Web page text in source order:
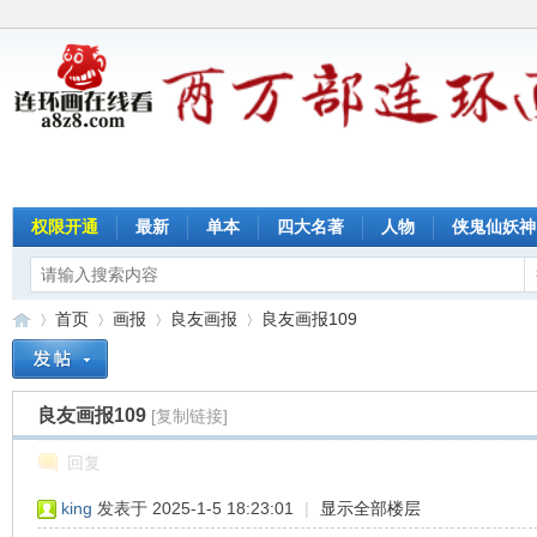
权限开通 最新 单本 四大名著 人物 侠鬼仙妖神
»
首页
›
画报
›
良友画报 良友画报109
良友画报109 [复制链接]
回复
king 发表于 2025-1-5 18:23:01 | 显示全部楼层